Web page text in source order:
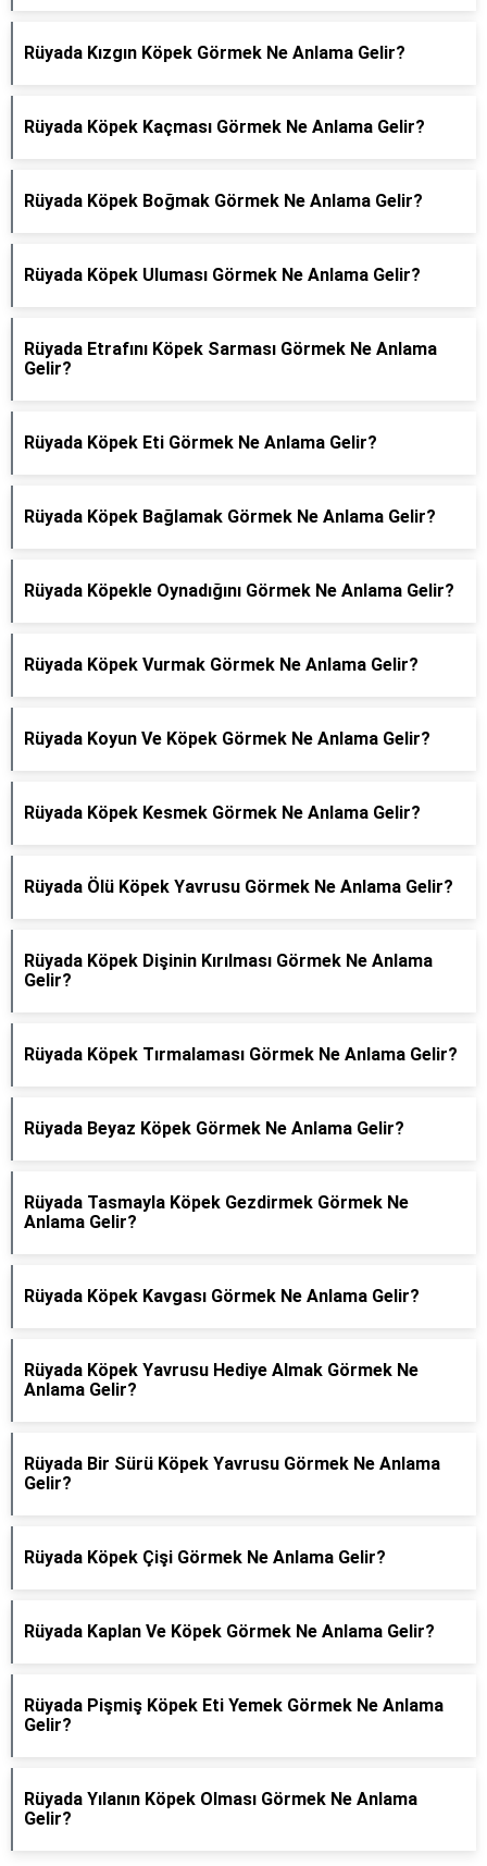
Rüyada Kızgın Köpek Görmek Ne Anlama Gelir?
Rüyada Köpek Kaçması Görmek Ne Anlama Gelir?
Rüyada Köpek Boğmak Görmek Ne Anlama Gelir?
Rüyada Köpek Uluması Görmek Ne Anlama Gelir?
Rüyada Etrafını Köpek Sarması Görmek Ne Anlama
Gelir?
Rüyada Köpek Eti Görmek Ne Anlama Gelir?
Rüyada Köpek Bağlamak Görmek Ne Anlama Gelir?
Rüyada Köpekle Oynadığını Görmek Ne Anlama Gelir?
Rüyada Köpek Vurmak Görmek Ne Anlama Gelir?
Rüyada Koyun Ve Köpek Görmek Ne Anlama Gelir?
Rüyada Köpek Kesmek Görmek Ne Anlama Gelir?
Rüyada Ölü Köpek Yavrusu Görmek Ne Anlama Gelir?
Rüyada Köpek Dişinin Kırılması Görmek Ne Anlama
Gelir?
Rüyada Köpek Tırmalaması Görmek Ne Anlama Gelir?
Rüyada Beyaz Köpek Görmek Ne Anlama Gelir?
Rüyada Tasmayla Köpek Gezdirmek Görmek Ne
Anlama Gelir?
Rüyada Köpek Kavgası Görmek Ne Anlama Gelir?
Rüyada Köpek Yavrusu Hediye Almak Görmek Ne
Anlama Gelir?
Rüyada Bir Sürü Köpek Yavrusu Görmek Ne Anlama
Gelir?
Rüyada Köpek Çişi Görmek Ne Anlama Gelir?
Rüyada Kaplan Ve Köpek Görmek Ne Anlama Gelir?
Rüyada Pişmiş Köpek Eti Yemek Görmek Ne Anlama
Gelir?
Rüyada Yılanın Köpek Olması Görmek Ne Anlama
Gelir?